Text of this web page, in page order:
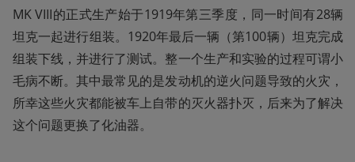
MK VIII的正式生产始于1919年第三季度，同一时间有28辆
坦克一起进行组装。1920年最后一辆（第100辆）坦克完成
组装下线，并进行了测试。整一个生产和实验的过程可谓小
毛病不断。其中最常见的是发动机的逆火问题导致的火灾，
所幸这些火灾都能被车上自带的灭火器扑灭，后来为了解决
这个问题更换了化油器。